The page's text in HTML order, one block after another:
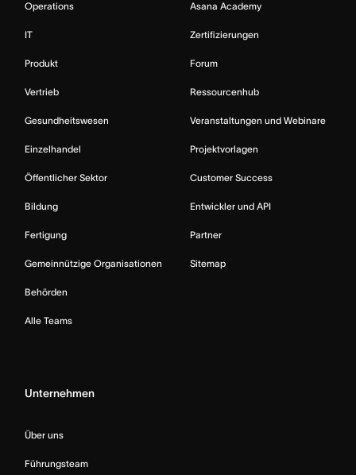
Operations
IT
Produkt
Vertrieb
Gesundheitswesen
Einzelhandel
Öffentlicher Sektor
Bildung
Fertigung
Gemeinnützige Organisationen
Behörden
Alle Teams
Asana Academy
Zertifizierungen
Forum
Ressourcenhub
Veranstaltungen und Webinare
Projektvorlagen
Customer Success
Entwickler und API
Partner
Sitemap
Unternehmen
Über uns
Führungsteam